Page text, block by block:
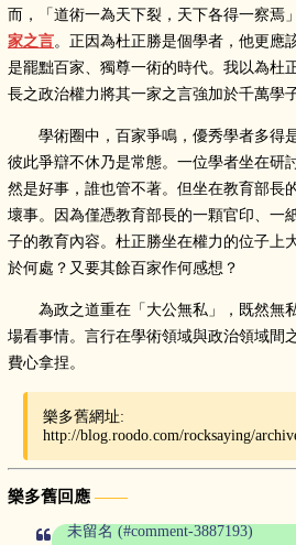
而，「道術一為天下裂，天下各得一察焉
家之言。正因為杜正勝是個學者，他更應
是罷黜百家、獨尊一術的時代。我以為杜
長之政治權力將其一家之言強加於千萬學
學術圈中，百家爭鳴，優秀學者多得
彼此爭辯不休乃是常態。一位學者坐在研
然是好事，誰也管不著。但坐在教育部長
壞事。因為僅憑教育部長的一顆官印、一
子的教育內容。杜正勝坐在權力的位子上
於何處？又要其餘百家作何感想？
為政之道重在「大公無私」，既然無
場看事情。言行在學術領域與政治領域間
費心拿捏。
樂多舊網址:
http://blog.roodo.com/rocksaying/
樂多舊回應
未留名 (#comment-3887193)